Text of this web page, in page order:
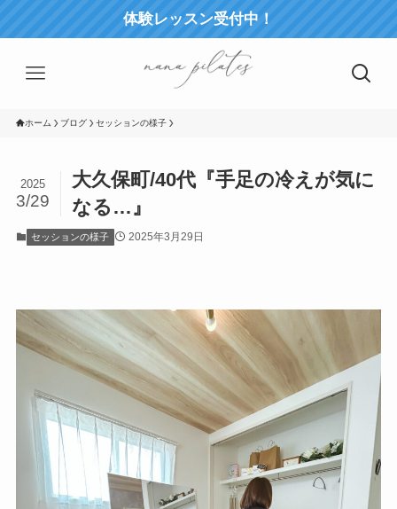
体験レッスン受付中！
ホーム ブログ セッションの様子
大久保町/40代『手足の冷えが気に
なる…』
2025
3/29
セッションの様子 2025年3月29日